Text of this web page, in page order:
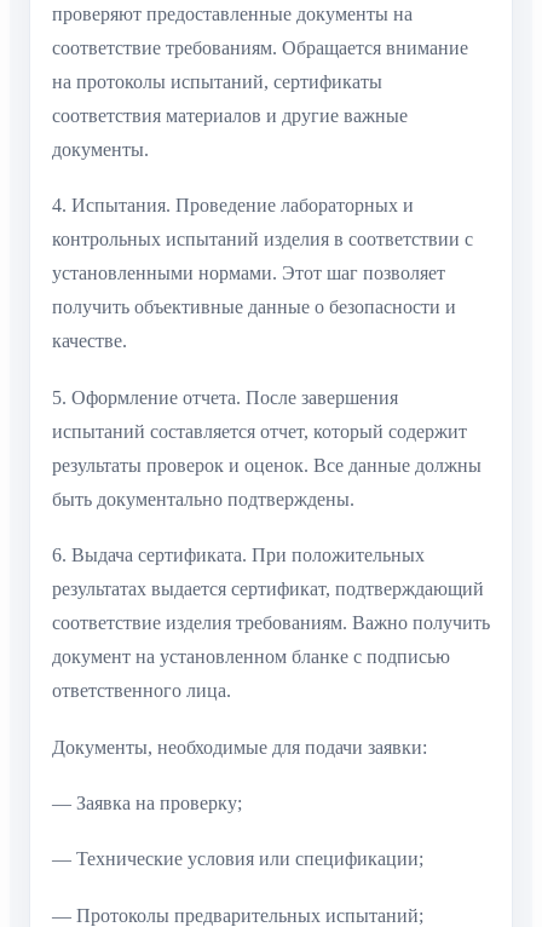
проверяют предоставленные документы на
соответствие требованиям. Обращается внимание
на протоколы испытаний, сертификаты
соответствия материалов и другие важные
документы.
4. Испытания. Проведение лабораторных и
контрольных испытаний изделия в соответствии с
установленными нормами. Этот шаг позволяет
получить объективные данные о безопасности и
качестве.
5. Оформление отчета. После завершения
испытаний составляется отчет, который содержит
результаты проверок и оценок. Все данные должны
быть документально подтверждены.
6. Выдача сертификата. При положительных
результатах выдается сертификат, подтверждающий
соответствие изделия требованиям. Важно получить
документ на установленном бланке с подписью
ответственного лица.
Документы, необходимые для подачи заявки:
— Заявка на проверку;
— Технические условия или спецификации;
— Протоколы предварительных испытаний;